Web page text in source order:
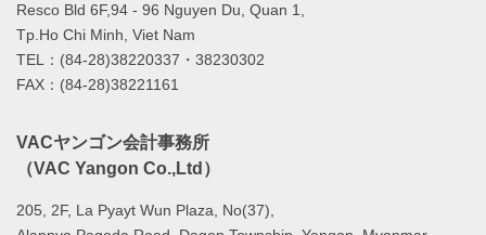
Resco Bld 6F,94 - 96 Nguyen Du, Quan 1,
Tp.Ho Chi Minh, Viet Nam
TEL：(84-28)38220337・38230302
FAX：(84-28)38221161
VACヤンゴン会計事務所
（VAC Yangon Co.,Ltd）
205, 2F, La Pyayt Wun Plaza, No(37),